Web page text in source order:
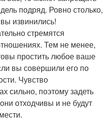
подряд. Ровно столько,
извинились!
стремятся
Тем не менее,
простить любое ваше
вы совершили его по
Чувство
сильно, поэтому задеть
отходчивы и не будут